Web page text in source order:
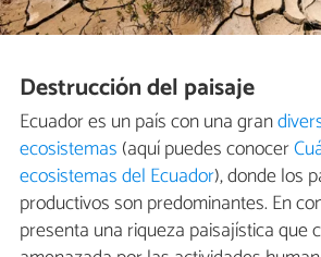
Destrucción del paisaje
Ecuador es un país con una gran
ecosistemas (aquí puedes conocer
ecosistemas del Ecuador), donde los
productivos son predominantes. En
presenta una riqueza paisajística que